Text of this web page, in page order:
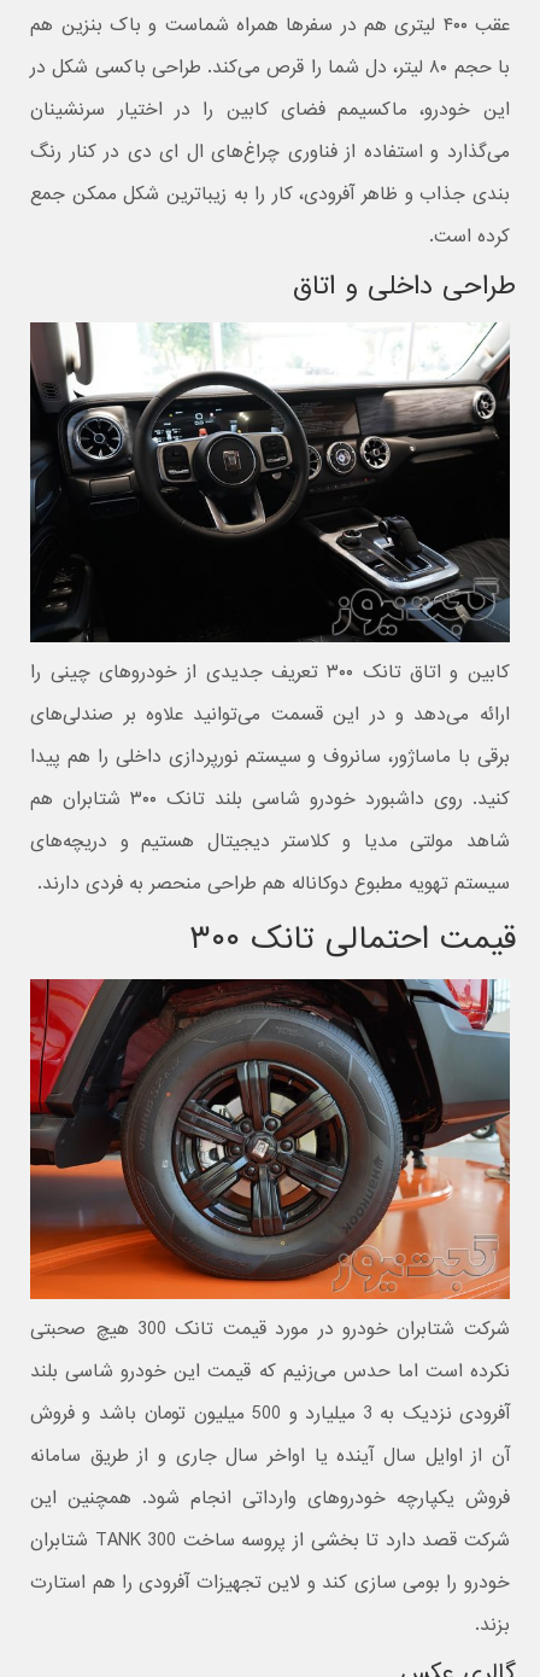
عقب ۴۰۰ لیتری هم در سفرها همراه شماست و باک بنزین هم
با حجم ۸۰ لیتر، دل شما را قرص می‌کند. طراحی باکسی شکل در
این خودرو، ماکسیمم فضای کابین را در اختیار سرنشینان
می‌گذارد و استفاده از فناوری چراغ‌های ال ای دی در کنار رنگ
بندی جذاب و ظاهر آفرودی، کار را به زیباترین شکل ممکن جمع
کرده است.
طراحی داخلی و اتاق
کابین و اتاق تانک ۳۰۰ تعریف جدیدی از خودروهای چینی را
ارائه می‌دهد و در این قسمت می‌توانید علاوه بر صندلی‌های
برقی با ماساژور، سانروف و سیستم نورپردازی داخلی را هم پیدا
کنید. روی داشبورد خودرو شاسی بلند تانک ۳۰۰ شتابران هم
شاهد مولتی مدیا و کلاستر دیجیتال هستیم و دریچه‌های
سیستم تهویه مطبوع دوکاناله هم طراحی منحصر به فردی دارند.
قیمت احتمالی تانک ۳۰۰
شرکت شتابران خودرو در مورد قیمت تانک 300 هیچ صحبتی
نکرده است اما حدس می‌زنیم که قیمت این خودرو شاسی بلند
آفرودی نزدیک به 3 میلیارد و 500 میلیون تومان باشد و فروش
آن از اوایل سال آینده یا اواخر سال جاری و از طریق سامانه
فروش یکپارچه خودروهای وارداتی انجام شود. همچنین این
شرکت قصد دارد تا بخشی از پروسه ساخت TANK 300 شتابران
خودرو را بومی سازی کند و لاین تجهیزات آفرودی را هم استارت
بزند.